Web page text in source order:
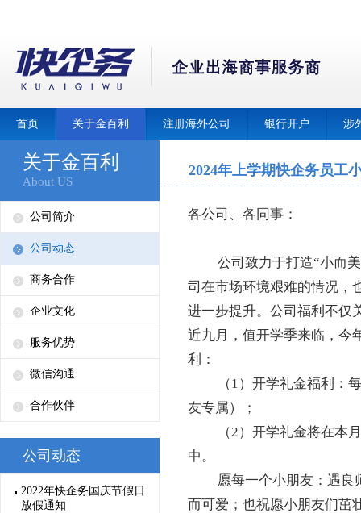
首页 关于金百利 注册海外公司 银行开户 涉
关于金百利
About US
公司简介
公司动态
商务合作
企业文化
服务优势
微信沟通
合作伙伴
公司动态
2022年快企务国庆节假日
放假通知
2024年上学期快企务员工
各公司、各同事：
公司致力于打造“小而
司在市场环境艰难的情况，
进一步提升。公司福利不仅
近九月，值开学季来临，今
利：
（1）开学礼金福利：
友专属）；
（2）开学礼金将在本
中。
愿每一个小朋友：遇良
而可爱；也祝愿小朋友们茁